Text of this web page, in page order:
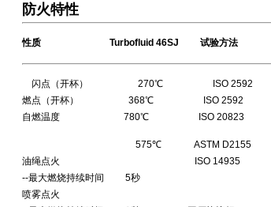
防火特性
性质 Turbofluid 46SJ 试验方法
闪点（开杯） 270℃ ISO 2592
燃点（开杯） 368℃ ISO 2592
自燃温度 780℃ ISO 20823
575℃ ASTM D2155
油绳点火 ISO 14935
--最大燃烧持续时间 5秒
喷雾点火